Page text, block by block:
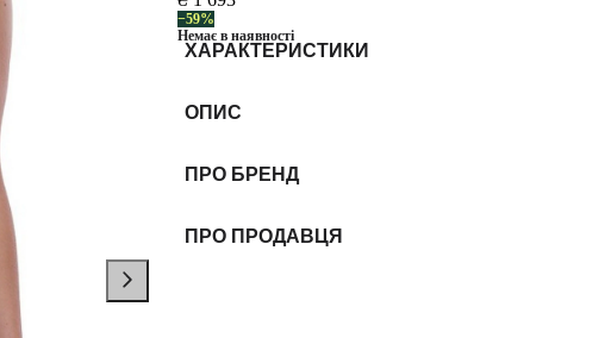
−59%
Немає в наявності
ХАРАКТЕРИСТИКИ
ОПИС
ПРО БРЕНД
ПРО ПРОДАВЦЯ